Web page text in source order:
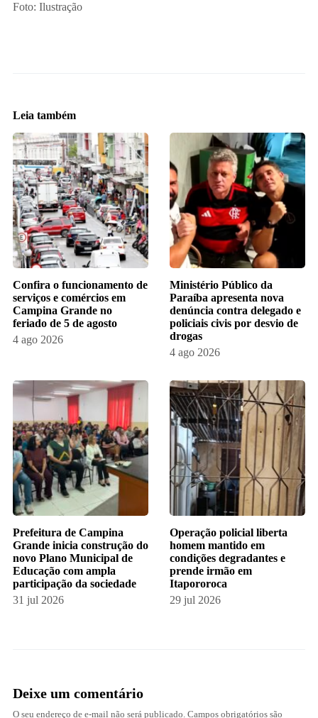
Foto: Ilustração
Leia também
Confira o funcionamento de
serviços e comércios em
Campina Grande no
feriado de 5 de agosto
4 ago 2026
Ministério Público da
Paraíba apresenta nova
denúncia contra delegado e
policiais civis por desvio de
drogas
4 ago 2026
Prefeitura de Campina
Grande inicia construção do
novo Plano Municipal de
Educação com ampla
participação da sociedade
31 jul 2026
Operação policial liberta
homem mantido em
condições degradantes e
prende irmão em
Itapororoca
29 jul 2026
Deixe um comentário
O seu endereço de e-mail não será publicado. Campos obrigatórios são